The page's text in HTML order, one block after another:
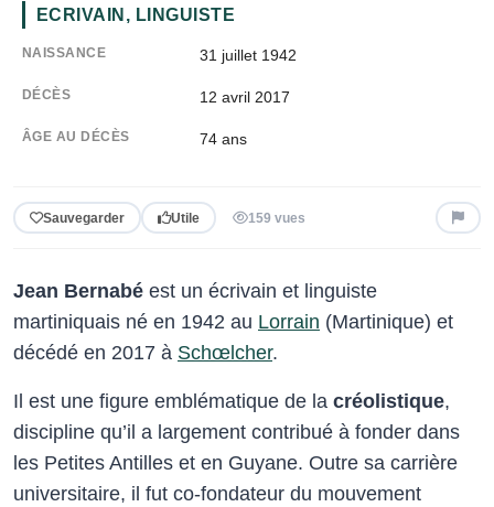
ECRIVAIN, LINGUISTE
NAISSANCE 31 juillet 1942
DÉCÈS 12 avril 2017
ÂGE AU DÉCÈS 74 ans
Sauvegarder Utile 159 vues
Jean Bernabé est un écrivain et linguiste
martiniquais né en 1942 au Lorrain (Martinique) et
décédé en 2017 à Schœlcher.
Il est une figure emblématique de la créolistique,
discipline qu’il a largement contribué à fonder dans
les Petites Antilles et en Guyane. Outre sa carrière
universitaire, il fut co-fondateur du mouvement